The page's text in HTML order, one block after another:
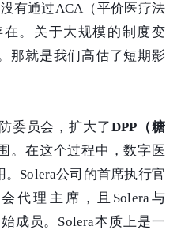
有通过ACA（平价医疗法
。关于大规模的制度变
那就是我们高估了短期影
委员会，扩大了DPP（糖
。在这个过程中，数字医
Solera公司的首席执行官
代理主席，且Solera与
成员。Solera本质上是一